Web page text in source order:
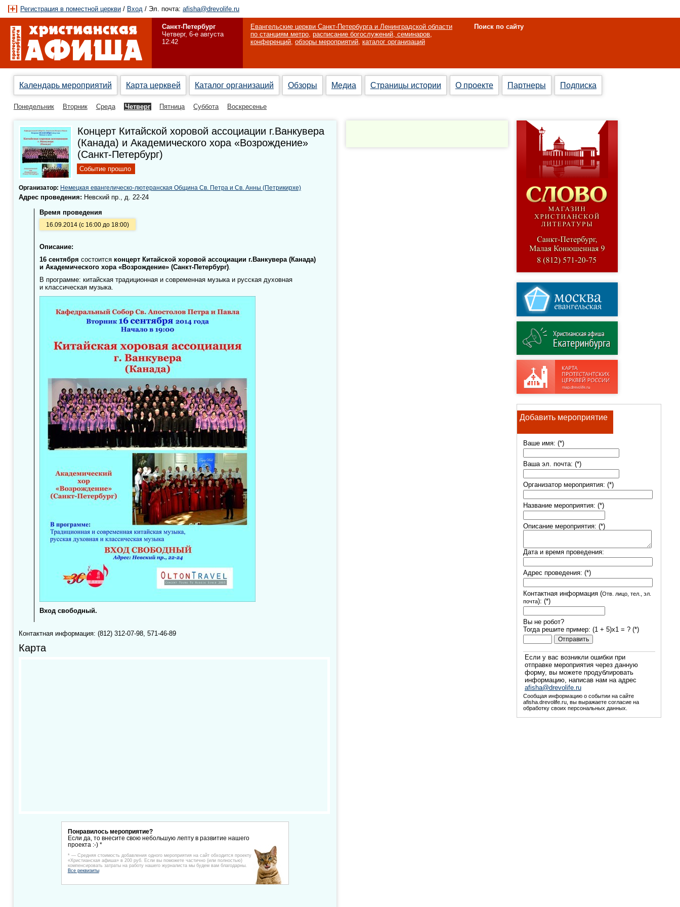
Регистрация в поместной церкви / Вход / Эл. почта: afisha@drevolife.ru
Санкт-Петербург
Четверг, 6-е августа
12:42
Евангельские церкви Санкт-Петербурга и Ленинградской области
по станциям метро, расписание богослужений, семинаров,
конференций, обзоры мероприятий, каталог организаций
Поиск по сайту
Календарь мероприятий Карта церквей Каталог организаций Обзоры Медиа Страницы истории О проекте Партнеры Подписка
Понедельник Вторник Среда Четверг Пятница Суббота Воскресенье
Концерт Китайской хоровой ассоциации г.Ванкувера
(Канада) и Академического хора «Возрождение»
(Санкт-Петербург)
Событие прошло
Организатор: Немецкая евангелическо-лютеранская Община Св. Петра и Св. Анны (Петрикирхе)
Адрес проведения: Невский пр., д. 22-24
Время проведения
16.09.2014 (с 16:00 до 18:00)
Описание:
16 сентября состоится концерт Китайской хоровой ассоциации г.Ванкувера (Канада)
и Академического хора «Возрождение» (Санкт-Петербург).
В программе: китайская традиционная и современная музыка и русская духовная
и классическая музыка.
Вход свободный.
Контактная информация: (812) 312-07-98, 571-46-89
Карта
Понравилось мероприятие?
Если да, то внесите свою небольшую лепту в развитие нашего
проекта :-) *
* — Средняя стоимость добавления одного мероприятия на сайт обходится проекту
«Христианская афиша» в 200 руб. Если вы поможете частично (или полностью)
компенсировать затраты на работу нашего журналиста мы будем вам благодарны.
Все реквизиты
Добавить мероприятие
Ваше имя: (*)
Ваша эл. почта: (*)
Организатор мероприятия: (*)
Название мероприятия: (*)
Описание мероприятия: (*)
Дата и время проведения:
Адрес проведения: (*)
Контактная информация (Отв. лицо, тел., эл.
почта): (*)
Вы не робот?
Тогда решите пример: (1 + 5)х1 = ? (*)
Если у вас возникли ошибки при
отправке мероприятия через данную
форму, вы можете продублировать
информацию, написав нам на адрес
afisha@drevolife.ru
Сообщая информацию о событии на сайте
afisha.drevolife.ru, вы выражаете согласие на
обработку своих персональных данных.